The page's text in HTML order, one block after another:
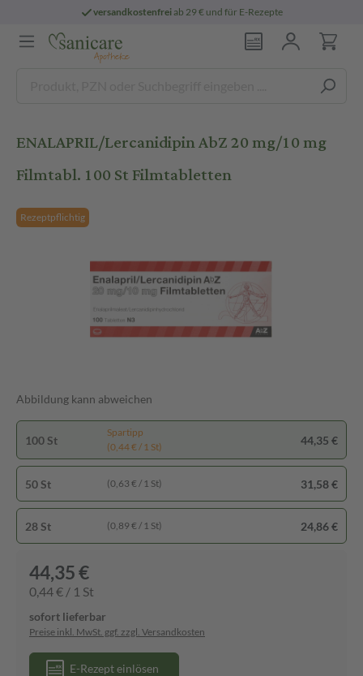
versandkostenfreiab 29 € und für E-Rezepte
ENALAPRIL/Lercanidipin AbZ 20 mg/10 mg
Filmtabl. 100 St Filmtabletten
Rezeptpflichtig
Abbildung kann abweichen
100 St
Spartipp
(0,44 € / 1 St)
44,35 €
50 St (0,63 € / 1 St) 31,58 €
28 St (0,89 € / 1 St) 24,86 €
44,35 €
0,44 € / 1 St
sofort lieferbar
Preise inkl. MwSt. ggf. zzgl. Versandkosten
E-Rezept einlösen